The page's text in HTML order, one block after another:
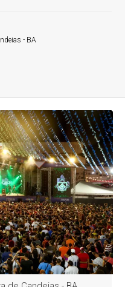
- BA